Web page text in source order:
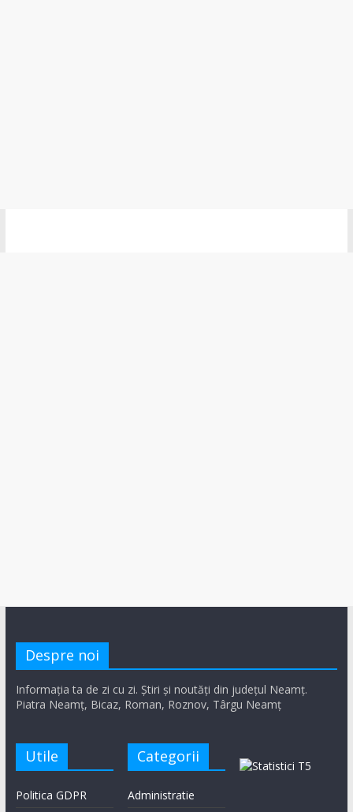
Despre noi
Informația ta de zi cu zi. Știri și noutăți din județul Neamț.
Piatra Neamț, Bicaz, Roman, Roznov, Târgu Neamț
Utile
Politica GDPR
Categorii
Administratie